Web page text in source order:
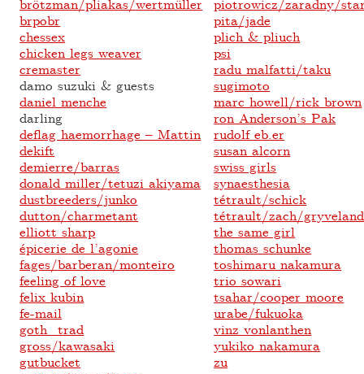
brötzman/pliakas/wertmüller
brpobr
chessex
chicken legs weaver
cremaster
damo suzuki & guests
daniel menche
darling
deflag haemorrhage – Mattin
dekift
demierre/barras
donald miller/tetuzi akiyama
dustbreeders/junko
dutton/charmetant
elliott sharp
épicerie de l’agonie
fages/barberan/monteiro
feeling of love
felix kubin
fe-mail
goth_trad
gross/kawasaki
gutbucket
piotrowicz/zaradny/
pita/jade
plich & pliuch
psi
radu malfatti/taku
sugimoto
marc howell/rick brown
ron Anderson’s Pak
rudolf eb.er
susan alcorn
swiss girls
synaesthesia
tétrault/schick
tétrault/zach/gryveland
the same girl
thomas schunke
toshimaru nakamura
trio sowari
tsahar/cooper moore
urabe/fukuoka
vinz vonlanthen
yukiko nakamura
zu